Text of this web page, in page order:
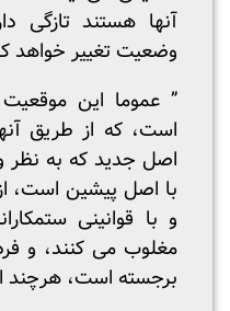
آنها هستند تازگی
وضعیت تغییر خواهد
” عموما این
است، که از طریق
اصل جدید که به نظر
با اصل پیشین است،
و با قوانینی
مغلوب می کنند، و
برجسته است، هرچند